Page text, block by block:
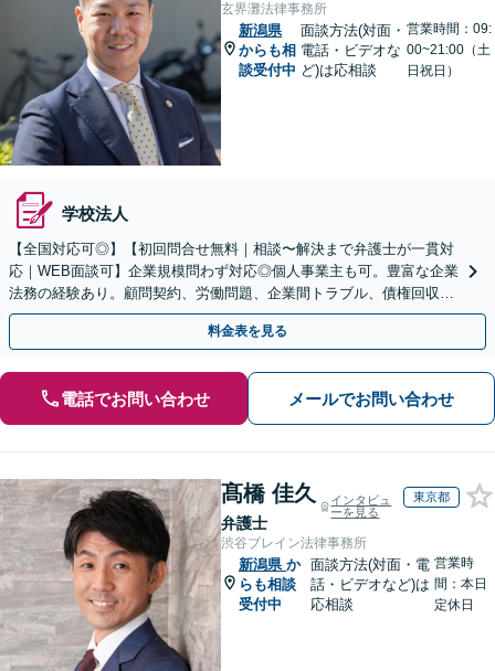
玄界灘法律事務所
新潟県
からも相
談受付中
面談方法(対面・
電話・ビデオな
ど)は応相談
営業時間：09:
00~21:00（土
日祝日）
学校法人
【全国対応可◎】【初回問合せ無料｜相談〜解決まで弁護士が一貫対
応｜WEB面談可】企業規模問わず対応◎個人事業主も可。豊富な企業
法務の経験あり。顧問契約、労働問題、企業間トラブル、債権回収、
契約書のリーガルチェック等、サポートします。
料金表を見る
電話でお問い合わせ メールでお問い合わせ
髙橋 佳久
弁護士
インタビュ
ーを見る
東京都
渋谷ブレイン法律事務所
新潟県 か
らも相談
受付中
面談方法(対面・電
話・ビデオなど)は
応相談
営業時
間：本日
定休日